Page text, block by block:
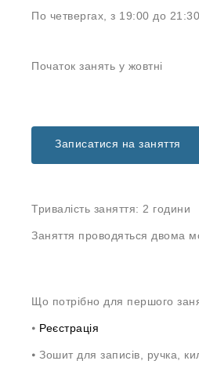
По четвергах, з 19:00 до 21:30
Початок занять у жовтні
Записатися на заняття
Тривалість заняття: 2 години
Заняття проводяться двома
Що потрібно для першого
⦁ Реєстрація
⦁ Зошит для записів, ручка,